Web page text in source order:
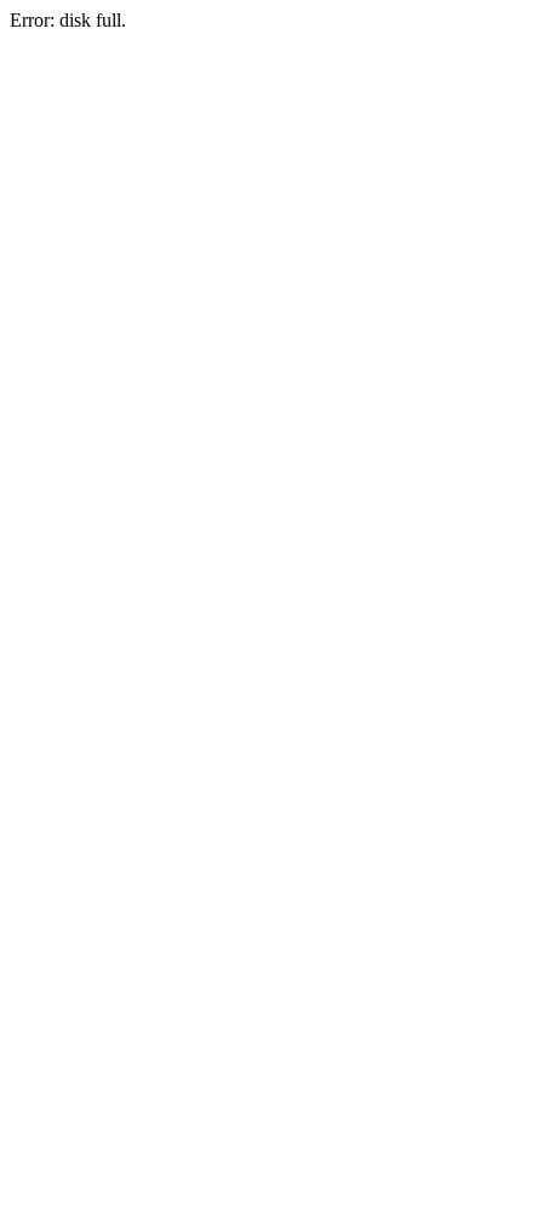
Error: disk full.